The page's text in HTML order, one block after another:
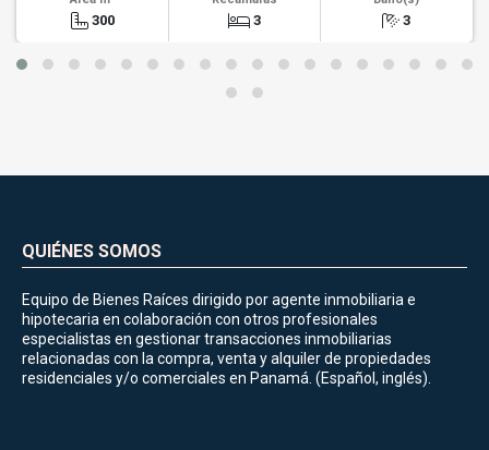
300 3 3
QUIÉNES SOMOS
Equipo de Bienes Raíces dirigido por agente inmobiliaria e
hipotecaria en colaboración con otros profesionales
especialistas en gestionar transacciones inmobiliarias
relacionadas con la compra, venta y alquiler de propiedades
residenciales y/o comerciales en Panamá. (Español, inglés).